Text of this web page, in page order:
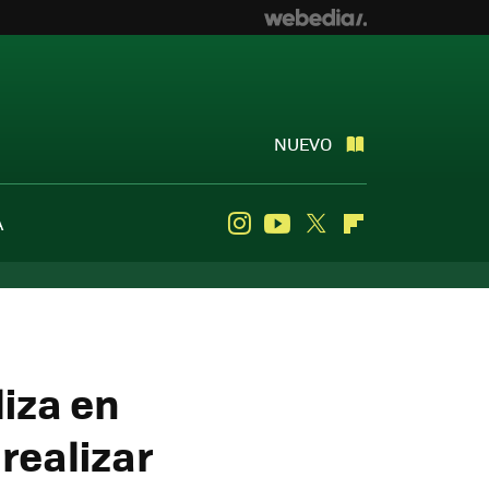
NUEVO
InstagramYoutube
Twitter
en